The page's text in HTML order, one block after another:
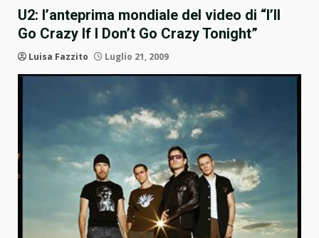
U2: l’anteprima mondiale del video di “I’ll
Go Crazy If I Don’t Go Crazy Tonight”
Luisa Fazzito Luglio 21, 2009